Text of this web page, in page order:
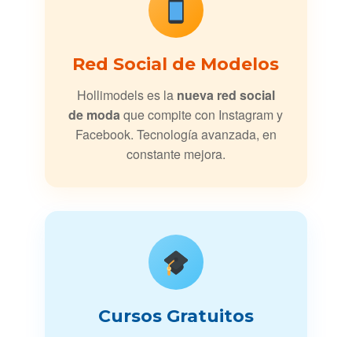
Red Social de Modelos
Hollimodels es la nueva red social
de modaque compite con Instagram y
Facebook. Tecnología avanzada, en
constante mejora.
Cursos Gratuitos